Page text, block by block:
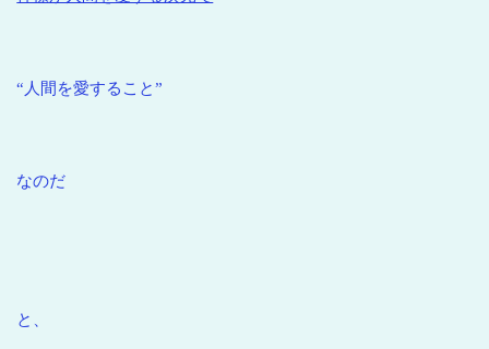
“人間を愛すること”
なのだ
と、